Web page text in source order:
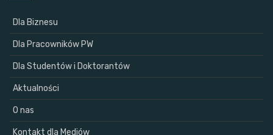
Dla Biznesu
Dla Pracowników PW
Dla Studentów i Doktorantów
Aktualności
O nas
Kontakt dla Mediów